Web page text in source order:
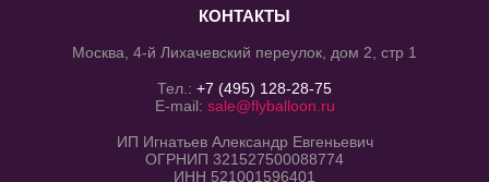
КОНТАКТЫ
Москва, 4-й Лихачевский переулок, дом 2, стр 1
Тел.: +7 (495) 128-28-75
E-mail: sale@flyballoon.ru
ИП Игнатьев Александр Евгеньевич
ОГРНИП 321527500088774
ИНН 521001596401